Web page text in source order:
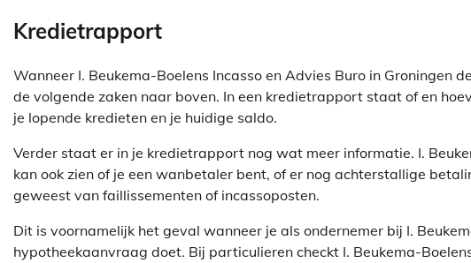
Kredietrapport
Wanneer I. Beukema-Boelens Incasso en Advies Buro in Groningen
de volgende zaken naar boven. In een kredietrapport staat of en
je lopende kredieten en je huidige saldo.
Verder staat er in je kredietrapport nog wat meer informatie. I.
kan ook zien of je een wanbetaler bent, of er nog achterstallige
geweest van faillissementen of incassoposten.
Dit is voornamelijk het geval wanneer je als ondernemer bij I.
hypotheekaanvraag doet. Bij particulieren checkt I. Beukema-